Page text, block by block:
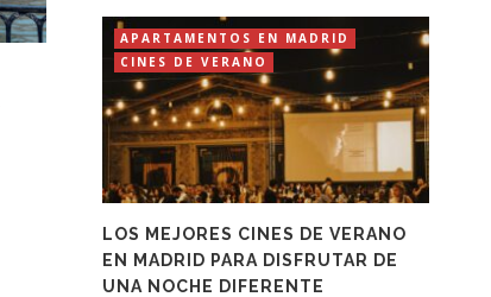
APARTAMENTOS EN MADRID
CINES DE VERANO
LOS MEJORES CINES DE VERANO
EN MADRID PARA DISFRUTAR DE
UNA NOCHE DIFERENTE